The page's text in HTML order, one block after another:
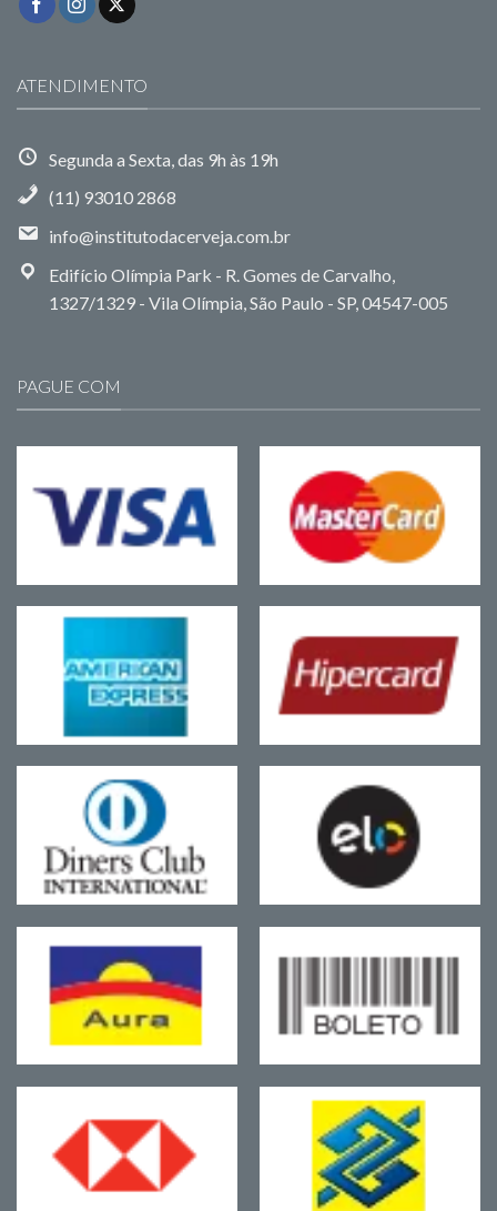
ATENDIMENTO
Segunda a Sexta, das 9h às 19h
(11) 93010 2868
info@institutodacerveja.com.br
Edifício Olímpia Park - R. Gomes de Carvalho,
1327/1329 - Vila Olímpia, São Paulo - SP, 04547-005
PAGUE COM